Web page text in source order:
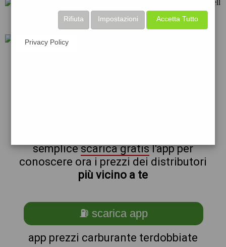
repsol shell
semplicescarica gratisl'app per
conoscere ora i prezzi dei distributori
più vicino a te
⛽ scarica app
app prezzi carburante terdobbiate
Accetta Tutto
Impostazioni
Rifiuta
Privacy Policy